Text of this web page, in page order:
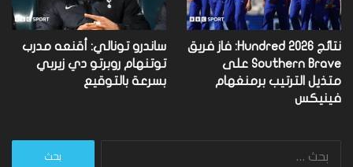
نتائج Hundred 2026: فاز فريق
Southern Brave على
متذيل الترتيب برمنغهام
فينيكس
ساندرو تونالي: أقنعه مدرب
توتنهام روبرتو دي زيربي
بسرعة بالتوقيع
البحث